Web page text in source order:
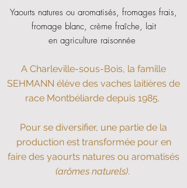
Yaourts natures ou aromatisés, fromages frais,
fromage blanc, crème fraîche, lait
en agriculture raisonnée
A Charleville-sous-Bois, la famille
SEHMANN élève des vaches laitières de
race Montbéliarde depuis 1985.
Pour se diversifier, une partie de la
production est transformée pour en
faire des yaourts natures ou aromatisés
(arômes naturels).